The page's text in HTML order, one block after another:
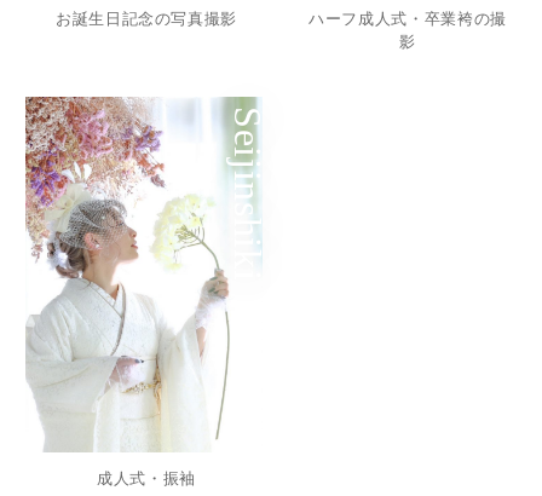
お誕生日記念の写真撮影
ハーフ成人式・卒業袴の撮
影
Seijinshiki
成人式・振袖